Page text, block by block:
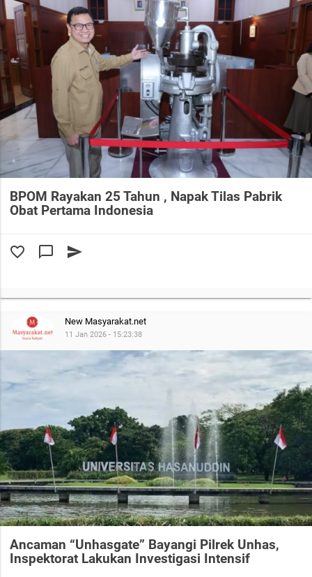
BPOM Rayakan 25 Tahun , Napak Tilas Pabrik
Obat Pertama Indonesia
favorite_border chat_bubble_outline send
New Masyarakat.net
11 Jan 2026 - 15:23:38
Ancaman “Unhasgate” Bayangi Pilrek Unhas,
Inspektorat Lakukan Investigasi Intensif